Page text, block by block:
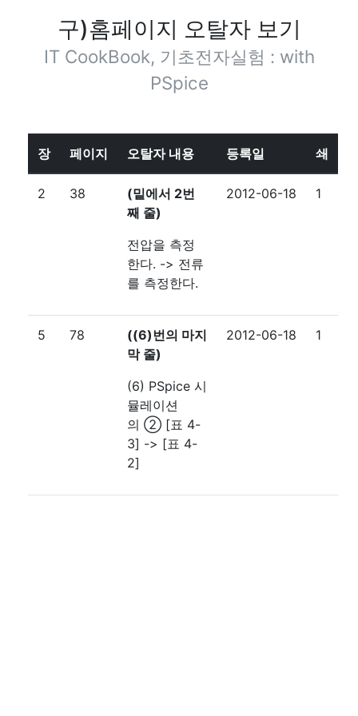
구)홈페이지 오탈자 보기
IT CookBook, 기초전자실험 : with
PSpice
장 페이지 오탈자 내용 등록일 쇄
2 38
(밑에서 2번
째 줄)
전압을 측정
한다. -> 전류
를 측정한다.
2012-06-18 1
5 78
((6)번의 마지
막 줄)
(6) PSpice 시
뮬레이션
의 ② [표 4-
3] -> [표 4-
2]
2012-06-18 1